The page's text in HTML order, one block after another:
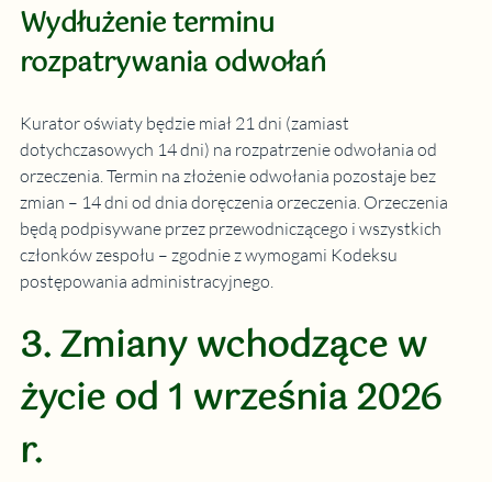
Wydłużenie terminu
rozpatrywania odwołań
Kurator oświaty będzie miał 21 dni (zamiast
dotychczasowych 14 dni) na rozpatrzenie odwołania od
orzeczenia. Termin na złożenie odwołania pozostaje bez
zmian – 14 dni od dnia doręczenia orzeczenia. Orzeczenia
będą podpisywane przez przewodniczącego i wszystkich
członków zespołu – zgodnie z wymogami Kodeksu
postępowania administracyjnego.
3. Zmiany wchodzące w
życie od 1 września 2026
r.